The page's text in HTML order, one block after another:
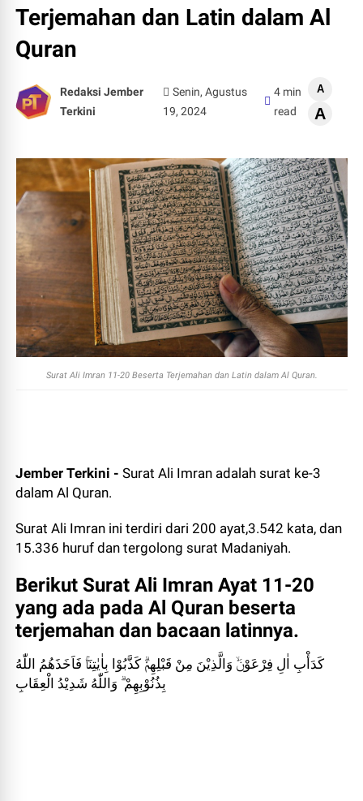
Terjemahan dan Latin dalam Al
Quran
Redaksi Jember
Terkini
Senin, Agustus
19, 2024
4 min
read
A
A
Surat Ali Imran 11-20 Beserta Terjemahan dan Latin dalam Al Quran.
Jember Terkini - Surat Ali Imran adalah surat ke-3
dalam Al Quran.
Surat Ali Imran ini terdiri dari 200 ayat,3.542 kata, dan
15.336 huruf dan tergolong surat Madaniyah.
Berikut Surat Ali Imran Ayat 11-20
yang ada pada Al Quran beserta
terjemahan dan bacaan latinnya.
كَدَأْبِ اٰلِ فِرْعَوْنَۙ وَالَّذِيْنَ مِنْ قَبْلِهِمْۗ كَذَّبُوْا بِاٰيٰتِنَاۚ فَاَخَذَهُمُ اللّٰهُ
بِذُنُوْبِهِمْ ۗ وَاللّٰهُ شَدِيْدُ الْعِقَابِ